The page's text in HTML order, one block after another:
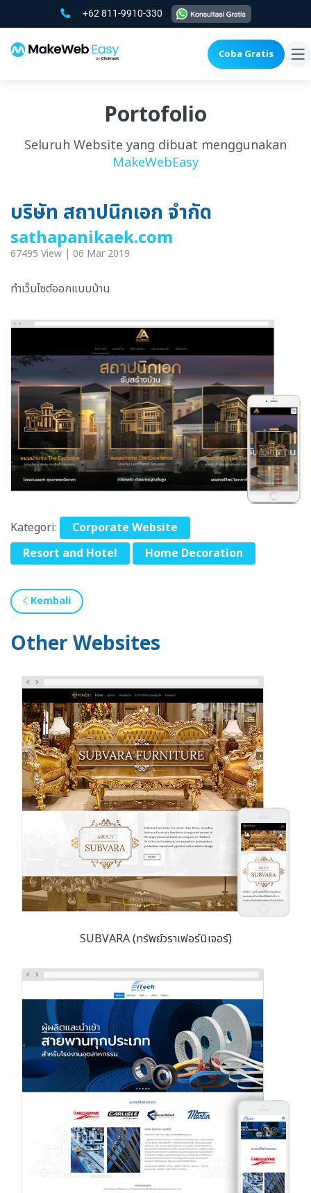
+62 811-9910-330
Coba Gratis
Portofolio
Seluruh Website yang dibuat menggunakan
MakeWebEasy
บริษัท สถาปนิกเอก จำกัด
sathapanikaek.com
67495 View | 06 Mar 2019
ทำเว็บไซต์ออกแบบบ้าน
Kategori:
Corporate Website
Resort and Hotel
Home Decoration
Kembali
Other Websites
SUBVARA (ทรัพย์วราเฟอร์นิเจอร์)